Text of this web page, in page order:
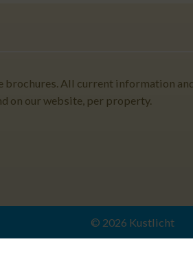
brochures. All current information
on our website, per property.
© 2026 Kustlicht